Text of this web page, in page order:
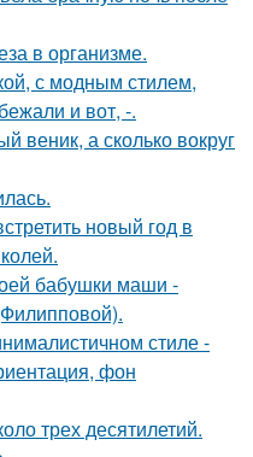
в организме.
с модным стилем,
и вот, -.
веник, а сколько вокруг
новый год в
бабушки маши -
стиле -
фон
трех десятилетий.